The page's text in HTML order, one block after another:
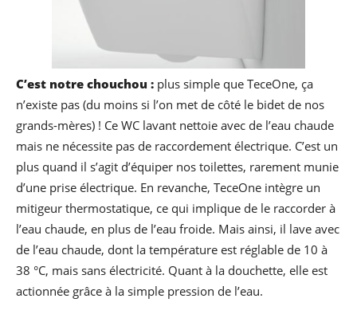
C’est notre chouchou : plus simple que TeceOne, ça
n’existe pas (du moins si l’on met de côté le bidet de nos
grands-mères) ! Ce WC lavant nettoie avec de l’eau chaude
mais ne nécessite pas de raccordement électrique. C’est un
plus quand il s’agit d’équiper nos toilettes, rarement munie
d’une prise électrique. En revanche, TeceOne intègre un
mitigeur thermostatique, ce qui implique de le raccorder à
l’eau chaude, en plus de l’eau froide. Mais ainsi, il lave avec
de l’eau chaude, dont la température est réglable de 10 à
38 °C, mais sans électricité. Quant à la douchette, elle est
actionnée grâce à la simple pression de l’eau.